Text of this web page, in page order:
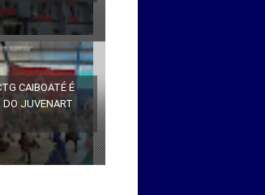
CAIBOATÉ É
DO JUVENART